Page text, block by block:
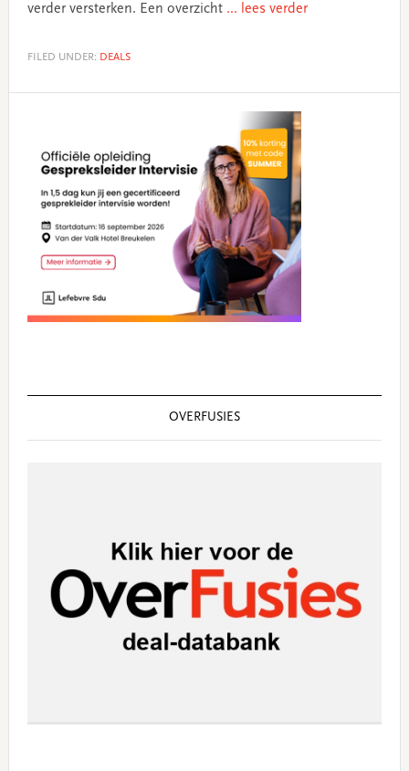
verder versterken. Een overzicht ... lees verder
FILED UNDER: DEALS
OVERFUSIES